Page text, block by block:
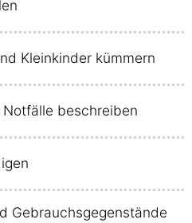
Kleinkinder kümmern
beschreiben
Gebrauchsgegenstände